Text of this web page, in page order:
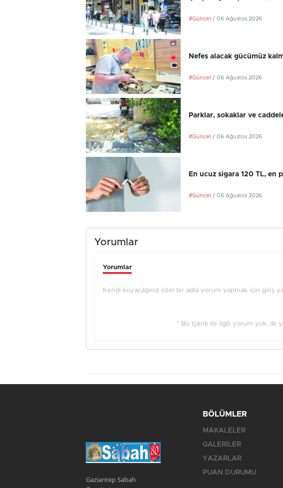
#Güncel / 06 Ağustos 2026
Nefes alacak gücümüz
#Güncel / 06 Ağustos 2026
Parklar, sokaklar ve
#Güncel / 06 Ağustos 2026
En ucuz sigara 120 TL, en
#Güncel / 06 Ağustos 2026
Yorumlar
Yorumlar
Kendi koyacağınız özel bir adla yorum yapmak için giriş
* Bu içerik ile ilgili yorum yok, ilk
Gaziantep Sabah
BÖLÜMLER
MAKALELER
GALERİLER
YAZARLAR
PUAN DURUMU